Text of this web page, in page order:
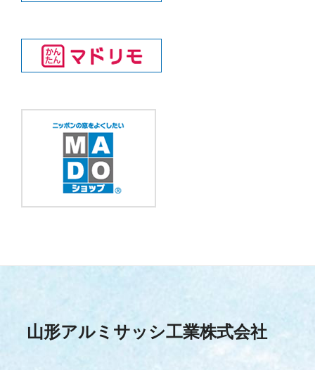
山形アルミサッシ工業株式会社